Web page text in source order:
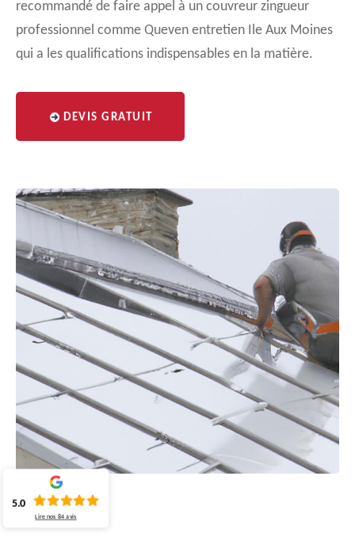
recommandé de faire appel à un couvreur zingueur
professionnel comme Queven entretien Ile Aux Moines
qui a les qualifications indispensables en la matière.
DEVIS GRATUIT
5.0
Lire nos84 avis